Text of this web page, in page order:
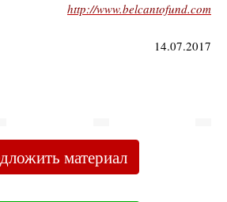
http://www.belcantofund.com
14.07.2017
материал